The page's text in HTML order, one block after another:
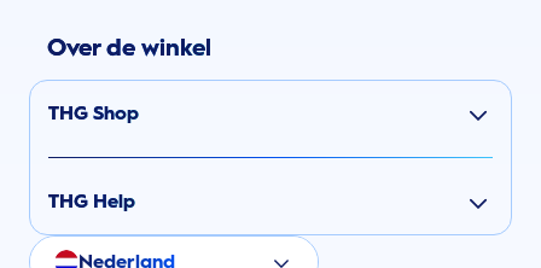
Over de winkel
THG Shop
THG Help
Nederland